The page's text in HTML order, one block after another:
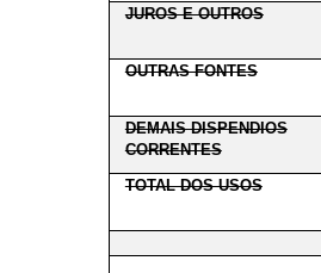
JUROS E OUTROS
OUTRAS FONTES
DEMAIS DISPENDIOS
CORRENTES
TOTAL DOS USOS